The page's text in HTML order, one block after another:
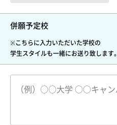
併願予定校
※こちらに入力いただいた学校の
学生スタイルも一緒にお送り致します。